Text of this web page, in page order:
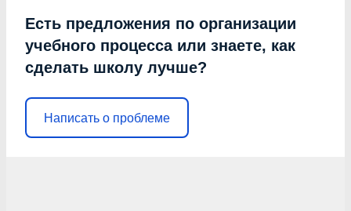
Есть предложения по организации
учебного процесса или знаете, как
сделать школу лучше?
Написать о проблеме